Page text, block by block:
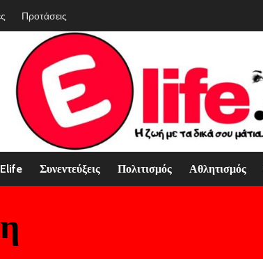
Προτάσεις
Elife Συνεντεύξεις Πολιτισμός Αθλητισμός